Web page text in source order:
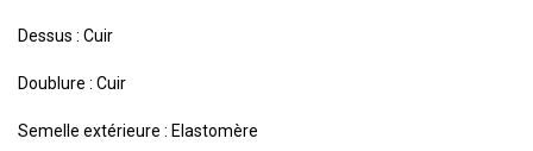
Dessus : Cuir
Doublure : Cuir
Semelle extérieure : Elastomère